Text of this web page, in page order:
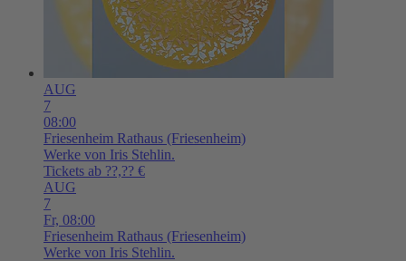
AUG
7
08:00
Friesenheim Rathaus (Friesenheim)
Werke von Iris Stehlin.
Tickets ab ??,?? €
AUG
7
Fr, 08:00
Friesenheim Rathaus (Friesenheim)
Werke von Iris Stehlin.